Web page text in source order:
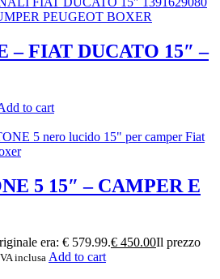
– FIAT DUCATO 15″ –
to cart
5 15″ – CAMPER E
era: € 579.99.€ 450.00Il prezzo
inclusa Add to cart